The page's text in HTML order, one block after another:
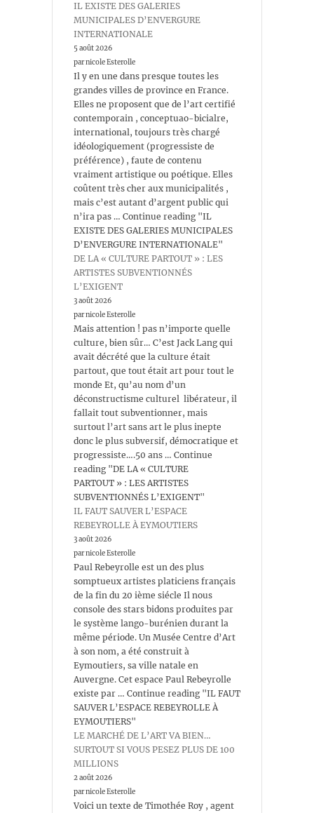
IL EXISTE DES GALERIES
MUNICIPALES D’ENVERGURE
INTERNATIONALE
5 août 2026
par nicole Esterolle
Il y en une dans presque toutes les
grandes villes de province en France.
Elles ne proposent que de l’art certifié
contemporain , conceptuao-bicialre,
international, toujours très chargé
idéologiquement (progressiste de
préférence) , faute de contenu
vraiment artistique ou poétique. Elles
coûtent très cher aux municipalités ,
mais c’est autant d’argent public qui
n’ira pas … Continue reading "IL
EXISTE DES GALERIES MUNICIPALES
D’ENVERGURE INTERNATIONALE"
DE LA « CULTURE PARTOUT » : LES
ARTISTES SUBVENTIONNÉS
L’EXIGENT
3 août 2026
par nicole Esterolle
Mais attention ! pas n’importe quelle
culture, bien sûr… C’est Jack Lang qui
avait décrété que la culture était
partout, que tout était art pour tout le
monde Et, qu’au nom d’un
déconstructisme culturel libérateur, il
fallait tout subventionner, mais
surtout l’art sans art le plus inepte
donc le plus subversif, démocratique et
progressiste….50 ans … Continue
reading "DE LA « CULTURE
PARTOUT » : LES ARTISTES
SUBVENTIONNÉS L’EXIGENT"
IL FAUT SAUVER L’ESPACE
REBEYROLLE À EYMOUTIERS
3 août 2026
par nicole Esterolle
Paul Rebeyrolle est un des plus
somptueux artistes platiciens français
de la fin du 20 ième siécle Il nous
console des stars bidons produites par
le système lango-burénien durant la
même période. Un Musée Centre d’Art
à son nom, a été construit à
Eymoutiers, sa ville natale en
Auvergne. Cet espace Paul Rebeyrolle
existe par … Continue reading "IL FAUT
SAUVER L’ESPACE REBEYROLLE À
EYMOUTIERS"
LE MARCHÉ DE L’ART VA BIEN…
SURTOUT SI VOUS PESEZ PLUS DE 100
MILLIONS
2 août 2026
par nicole Esterolle
Voici un texte de Timothée Roy , agent